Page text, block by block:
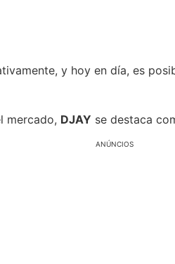
y hoy en día, es
mercado, DJAY se destaca
ANÚNCIOS